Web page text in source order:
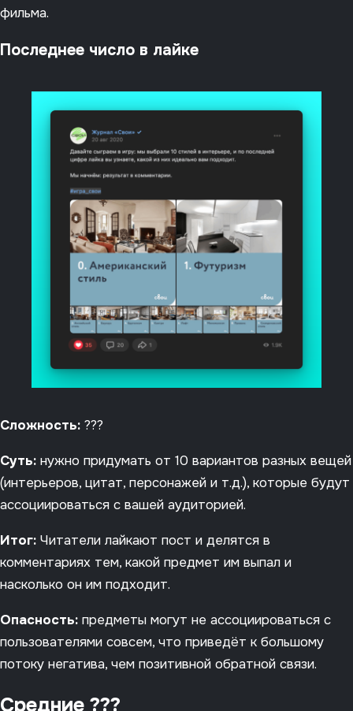
фильма.
Последнее число в лайке
Сложность: ???
Суть: нужно придумать от 10 вариантов разных вещей
(интерьеров, цитат, персонажей и т.д.), которые будут
ассоциироваться с вашей аудиторией.
Итог: Читатели лайкают пост и делятся в
комментариях тем, какой предмет им выпал и
насколько он им подходит.
Опасность: предметы могут не ассоциироваться с
пользователями совсем, что приведёт к большому
потоку негатива, чем позитивной обратной связи.
Cредние ???